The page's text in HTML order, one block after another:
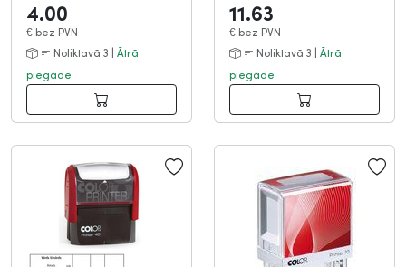
4.00
€ bez PVN
Noliktavā 3 | Ātrā
piegāde
11.63
€ bez PVN
Noliktavā 3 | Ātrā
piegāde